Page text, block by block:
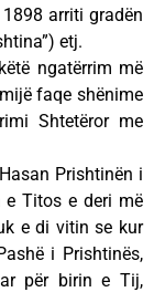
arriti gradën
etj.
ngatërrim më
faqe shënime
Shtetëror me
Prishtinën i
e Titos e deri më
e di vitin se kur
i Prishtinës,
për birin e Tij,